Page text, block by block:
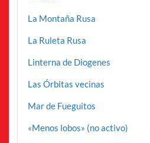
La Montaña Rusa
La Ruleta Rusa
Linterna de Diogenes
Las Órbitas vecinas
Mar de Fueguitos
«Menos lobos» (no activo)